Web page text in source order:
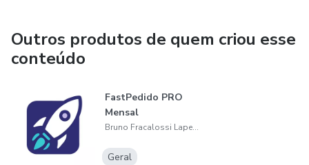
Outros produtos de quem criou esse
conteúdo
FastPedido PRO
Mensal
Bruno Fracalossi Laperriere
Geral